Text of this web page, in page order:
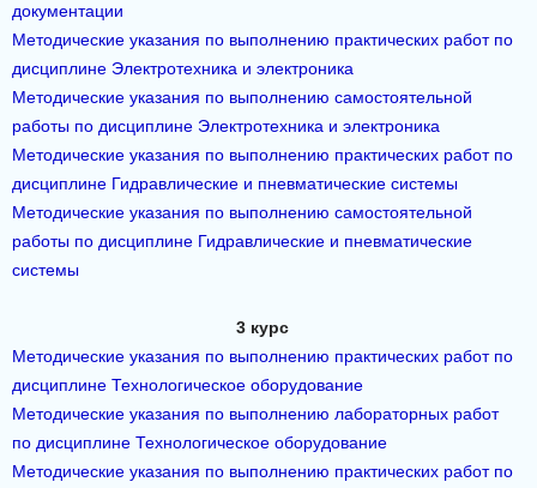
документации
Методические указания по выполнению практических работ по
дисциплине Электротехника и электроника
Методические указания по выполнению самостоятельной
работы по дисциплине Электротехника и электроника
Методические указания по выполнению практических работ по
дисциплине Гидравлические и пневматические системы
Методические указания по выполнению самостоятельной
работы по дисциплине Гидравлические и пневматические
системы
3 курс
Методические указания по выполнению практических работ по
дисциплине Технологическое оборудование
Методические указания по выполнению лабораторных работ
по дисциплине Технологическое оборудование
Методические указания по выполнению практических работ по